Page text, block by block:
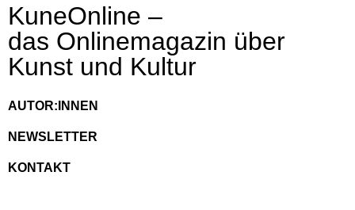
KuneOnline –
das Onlinemagazin über
Kunst und Kultur
AUTOR:INNEN
NEWSLETTER
KONTAKT